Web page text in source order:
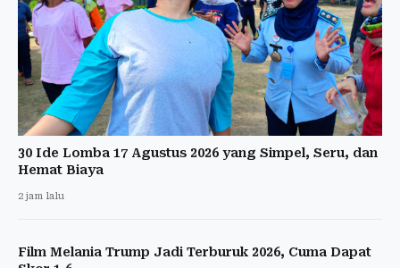
30 Ide Lomba 17 Agustus 2026 yang Simpel, Seru, dan
Hemat Biaya
2 jam lalu
Film Melania Trump Jadi Terburuk 2026, Cuma Dapat